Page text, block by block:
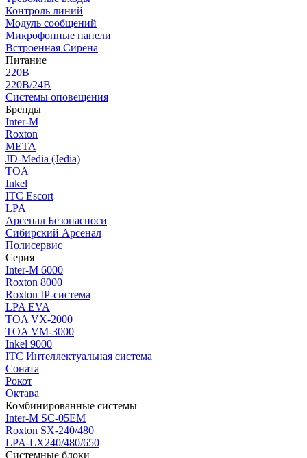
Контроль линий
Модуль сообщений
Микрофонные панели
Встроенная Сирена
Питание
220В
220В/24В
Системы оповещения
Бренды
Inter-M
Roxton
МЕТА
JD-Media (Jedia)
TOA
Inkel
ITC Escort
LPA
Арсенал Безопасноси
Сибирский Арсенал
Полисервис
Серия
Inter-M 6000
Roxton 8000
Roxton IP-система
LPA EVA
TOA VX-2000
TOA VM-3000
Inkel 9000
ITC Интеллектуальная система
Соната
Рокот
Октава
Комбинированные системы
Inter-M SC-05EM
Roxton SX-240/480
LPA-LX240/480/650
Системные блоки